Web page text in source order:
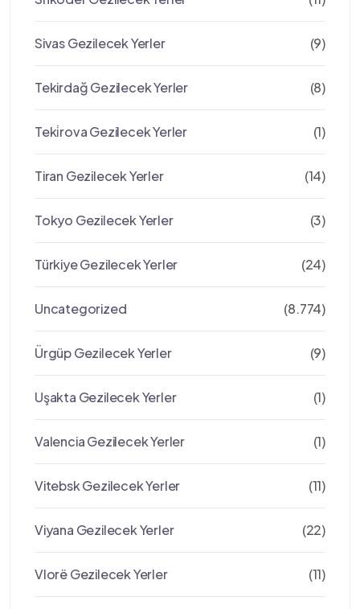
Sivas Gezilecek Yerler (9)
Tekirdağ Gezilecek Yerler (8)
Teki̇rova Gezilecek Yerler (1)
Tiran Gezilecek Yerler (14)
Tokyo Gezilecek Yerler (3)
Türkiye Gezilecek Yerler (24)
Uncategorized (8.774)
Ürgüp Gezilecek Yerler (9)
Uşakta Gezilecek Yerler (1)
Valencia Gezilecek Yerler (1)
Vitebsk Gezilecek Yerler (11)
Viyana Gezilecek Yerler (22)
Vlorë Gezilecek Yerler (11)